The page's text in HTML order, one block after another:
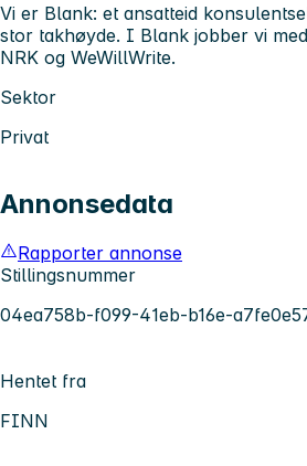
Vi er Blank: et ansatteid
stor takhøyde. I Blank jobber vi
NRK og WeWillWrite.
Sektor
Privat
Annonsedata
Rapporter annonse
Stillingsnummer
04ea758b-f099-41eb-b16e-
Hentet fra
FINN